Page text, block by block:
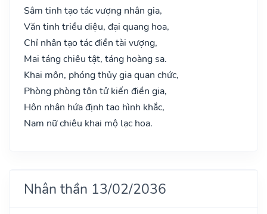
Sâm tinh tạo tác vượng nhân gia,
Văn tinh triều diệu, đại quang hoa,
Chỉ nhân tạo tác điền tài vượng,
Mai táng chiêu tật, táng hoàng sa.
Khai môn, phóng thủy gia quan chức,
Phòng phòng tôn tử kiến điền gia,
Hôn nhân hứa định tao hình khắc,
Nam nữ chiêu khai mộ lạc hoa.
Nhân thần 13/02/2036